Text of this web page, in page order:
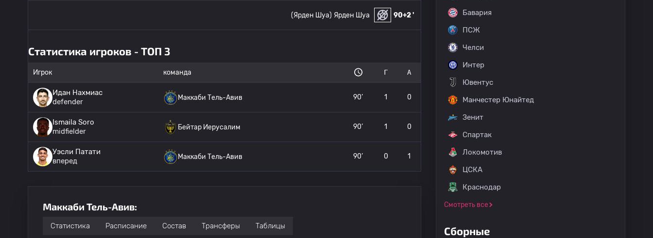
90+2 '
Ярден Шуа
(Ярден Шуа)
Статистика игроков - ТОП 3
Игрок команда Г А
Идан Нахмиас
defender
Маккаби Тель-Авив 90’ 1 0
Ismaila Soro
midfielder
Бейтар Иерусалим 90’ 1 0
Уэсли Патати
вперед
Маккаби Тель-Авив 90’ 0 1
Маккаби Тель-Авив:
Статистика Расписание Состав Трансферы Таблицы
Бавария
ПСЖ
Челси
Интер
Ювентус
Манчестер Юнайтед
Зенит
Спартак
Локомотив
ЦСКА
Краснодар
Смотреть все
Сборные